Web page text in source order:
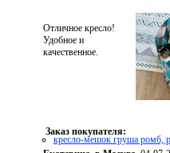
Отличное кресло!
Удобное и
качественное.
Заказ покупателя:
кресло-мешок груша ромб,